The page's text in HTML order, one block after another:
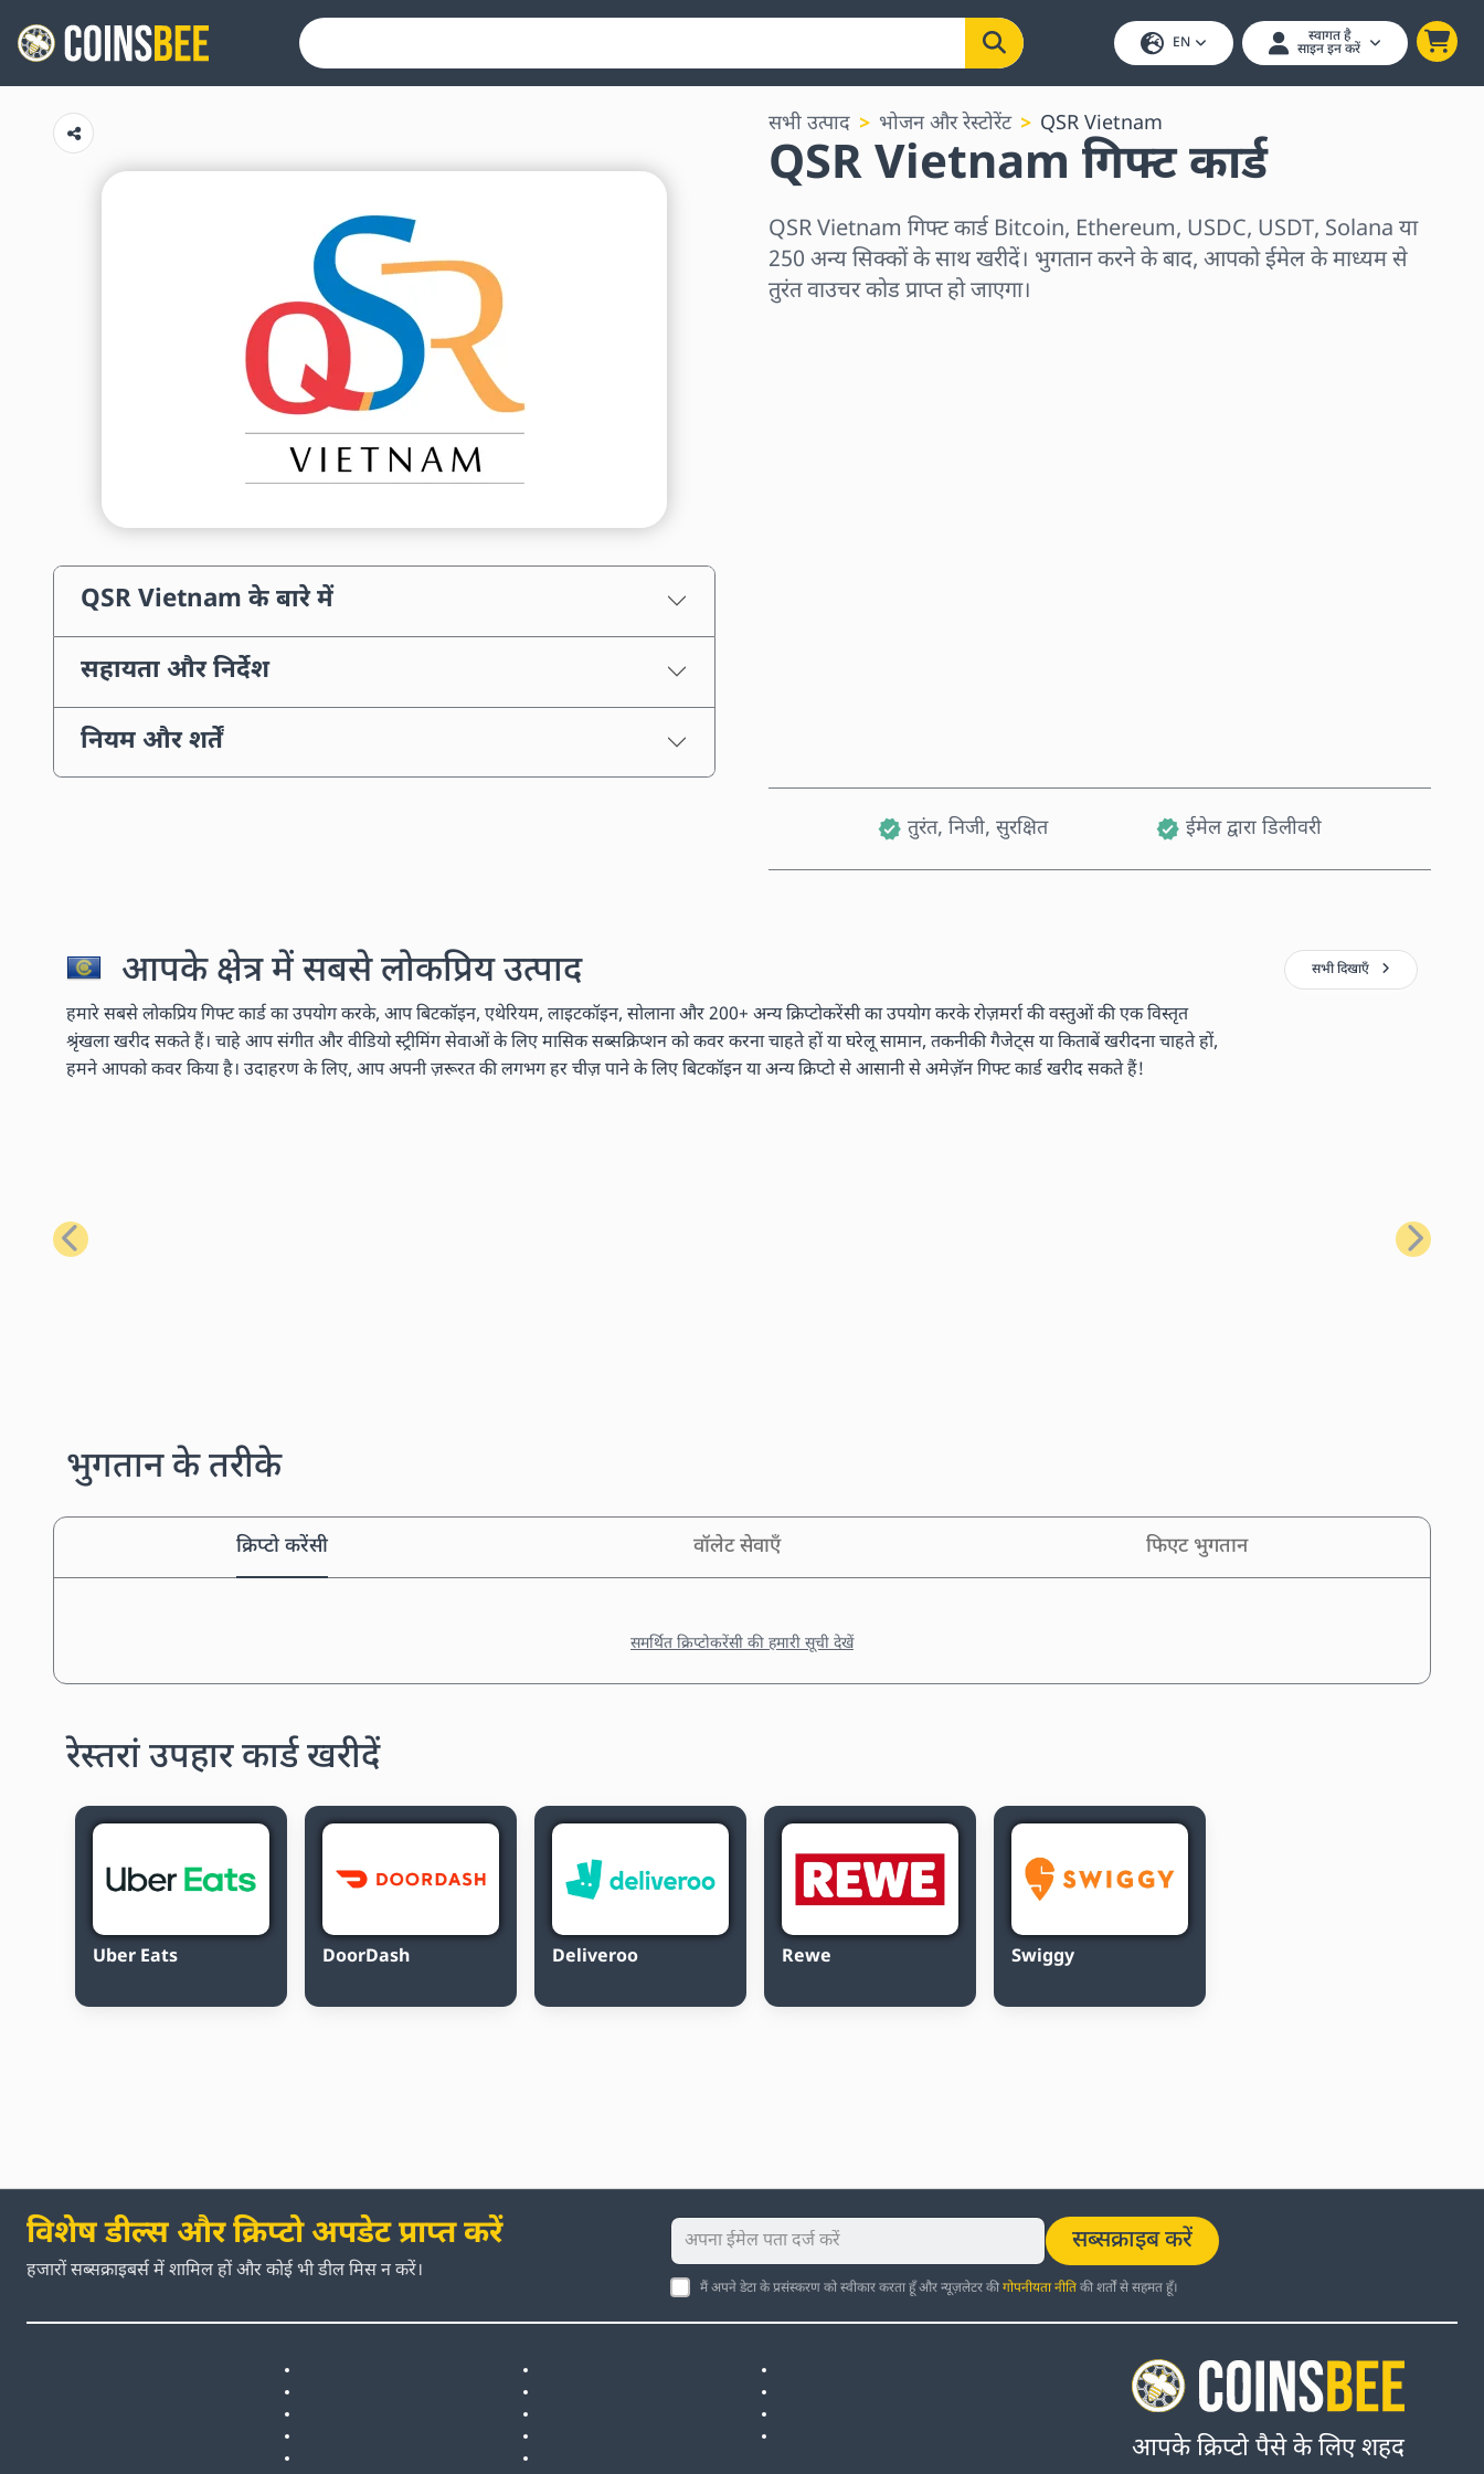
EN स्वागत है
साइन इन करें
QSR Vietnam के बारे में
सहायता और निर्देश
नियम और शर्तें
सभी उत्पाद भोजन और रेस्टोरेंट QSR Vietnam
QSR Vietnam गिफ्ट कार्ड
QSR Vietnam गिफ्ट कार्ड Bitcoin, Ethereum, USDC, USDT, Solana या
250 अन्य सिक्कों के साथ खरीदें। भुगतान करने के बाद, आपको ईमेल के माध्यम से
तुरंत वाउचर कोड प्राप्त हो जाएगा।
तुरंत, निजी, सुरक्षित ईमेल द्वारा डिलीवरी
आपके क्षेत्र में सबसे लोकप्रिय उत्पाद
हमारे सबसे लोकप्रिय गिफ्ट कार्ड का उपयोग करके, आप बिटकॉइन, एथेरियम, लाइटकॉइन, सोलाना और 200+ अन्य क्रिप्टोकरेंसी का उपयोग करके रोज़मर्रा की वस्तुओं की एक विस्तृत
श्रृंखला खरीद सकते हैं। चाहे आप संगीत और वीडियो स्ट्रीमिंग सेवाओं के लिए मासिक सब्सक्रिप्शन को कवर करना चाहते हों या घरेलू सामान, तकनीकी गैजेट्स या किताबें खरीदना चाहते हों,
हमने आपको कवर किया है। उदाहरण के लिए, आप अपनी ज़रूरत की लगभग हर चीज़ पाने के लिए बिटकॉइन या अन्य क्रिप्टो से आसानी से अमेज़ॅन गिफ्ट कार्ड खरीद सकते हैं!
सभी दिखाएँ
पिछला अगला
भुगतान के तरीके
क्रिप्टो करेंसी वॉलेट सेवाएँ फिएट भुगतान
समर्थित क्रिप्टोकरेंसी की हमारी सूची देखें
रेस्तरां उपहार कार्ड खरीदें
Uber Eats DoorDash Deliveroo Rewe Swiggy
विशेष डील्स और क्रिप्टो अपडेट प्राप्त करें
हजारों सब्सक्राइबर्स में शामिल हों और कोई भी डील मिस न करें।
सब्सक्राइब करें
मैं अपने डेटा के प्रसंस्करण को स्वीकार करता हूँ और न्यूज़लेटर कीगोपनीयता नीतिकी शर्तों से सहमत हूँ।
आपके क्रिप्टो पैसे के लिए शहद